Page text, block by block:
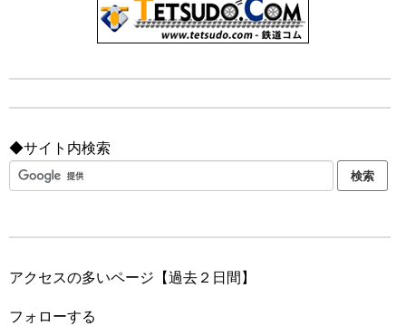
◆サイト内検索
アクセスの多いページ【過去２日間】
フォローする